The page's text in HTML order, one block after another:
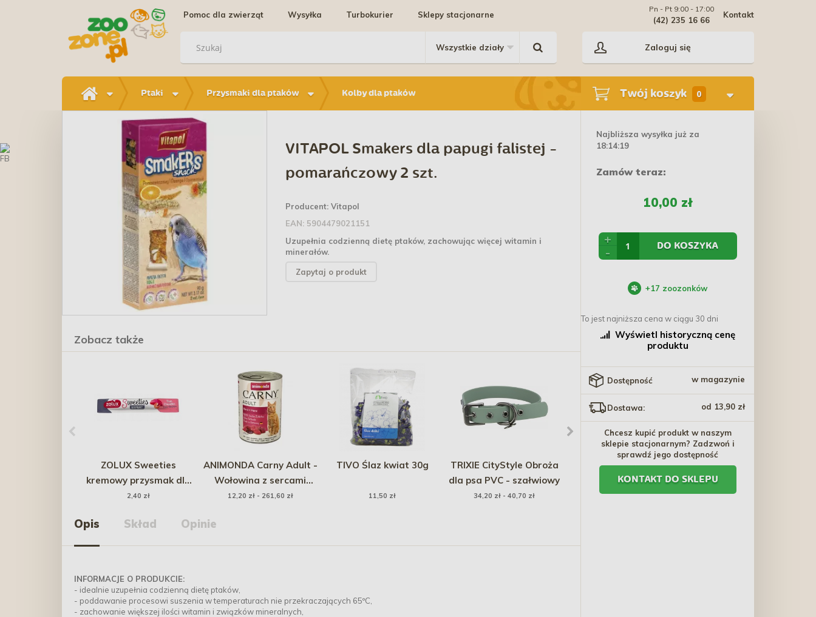
Pomoc dla zwierząt Wysyłka Turbokurier Sklepy stacjonarne Kontakt
Pn - Pt 9:00 - 17:00
(42) 235 16 66
Zaloguj się
Ptaki Przysmaki dla ptaków Kolby dla ptaków Twój koszyk 0
VITAPOL Smakers dla papugi falistej -
pomarańczowy 2 szt.
Producent:Vitapol
EAN: 5904479021151
Uzupełnia codzienną dietę ptaków, zachowując więcej witamin i
minerałów.
Zapytaj o produkt
Zobacz także
ZOLUX Sweeties
kremowy przysmak dla
kota z tuńczykiem i
2,40 zł
ANIMONDA Carny Adult -
Wołowina z sercami
400g
12,20 zł - 261,60 zł
TIVO Ślaz kwiat 30g
11,50 zł
TRIXIE CityStyle Obroża
dla psa PVC - szałwiowy
34,20 zł - 40,70 zł
TRIXIE Obroża dla kociąt
i małych kotów - kwiaty
16,30 zł
CARNILOVE ACTIVE CAT
Kitten Salmon and
Turkey
30,40 zł - 256,30 zł
Opis Skład Opinie
INFORMACJE O PRODUKCIE:
- idealnie uzupełnia codzienną dietę ptaków,
- poddawanie procesowi suszenia w temperaturach nie przekraczających 65ºC,
- zachowanie większej ilości witamin i związków mineralnych,
Najbliższa wysyłka już za
18:14:18
Zamów teraz:
10,00 zł
+
-
DO KOSZYKA
+17 zoozonków
To jest najniższa cena w ciągu 30 dni
Wyświetl historyczną cenę
produktu
Dostępność w magazynie
Dostawa: od 13,90 zł
Chcesz kupić produkt w naszym
sklepie stacjonarnym? Zadzwoń i
sprawdź jego dostępność
KONTAKT DO SKLEPU